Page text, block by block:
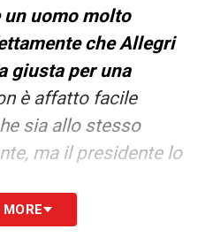
un uomo molto
che Allegri
giusta per una
è affatto facile
sia allo stesso
ma il presidente lo
si è poi spostata a